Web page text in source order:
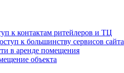
к контактам ритейлеров и ТЦ
к большинству сервисов сайта
в аренде помещения
объекта